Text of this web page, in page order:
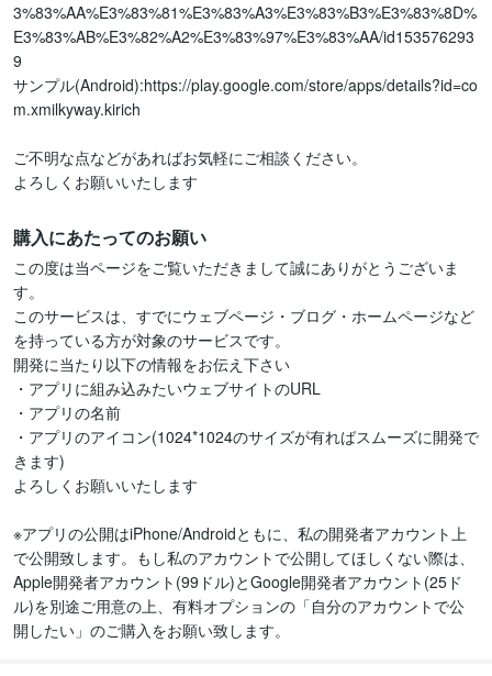
3%83%AA%E3%83%81%E3%83%A3%E3%83%B3%E3%83%8D%
E3%83%AB%E3%82%A2%E3%83%97%E3%83%AA/id153576293
9
サンプル(Android):https://play.google.com/store/apps/details?id=co
m.xmilkyway.kirich
ご不明な点などがあればお気軽にご相談ください。
よろしくお願いいたします
購入にあたってのお願い
この度は当ページをご覧いただきまして誠にありがとうございま
す。
このサービスは、すでにウェブページ・ブログ・ホームページなど
を持っている方が対象のサービスです。
開発に当たり以下の情報をお伝え下さい
・アプリに組み込みたいウェブサイトのURL
・アプリの名前
・アプリのアイコン(1024*1024のサイズが有ればスムーズに開発で
きます)
よろしくお願いいたします
※アプリの公開はiPhone/Androidともに、私の開発者アカウント上
で公開致します。もし私のアカウントで公開してほしくない際は、
Apple開発者アカウント(99ドル)とGoogle開発者アカウント(25ド
ル)を別途ご用意の上、有料オプションの「自分のアカウントで公
開したい」のご購入をお願い致します。